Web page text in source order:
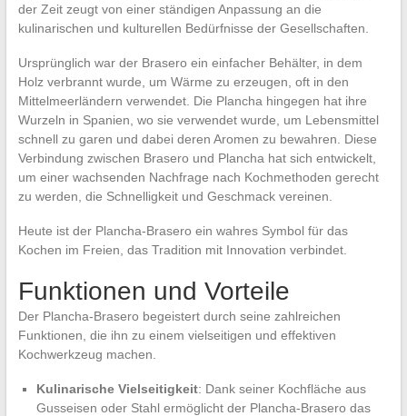
der Zeit zeugt von einer ständigen Anpassung an die
kulinarischen und kulturellen Bedürfnisse der Gesellschaften.
Ursprünglich war der Brasero ein einfacher Behälter, in dem
Holz verbrannt wurde, um Wärme zu erzeugen, oft in den
Mittelmeerländern verwendet. Die Plancha hingegen hat ihre
Wurzeln in Spanien, wo sie verwendet wurde, um Lebensmittel
schnell zu garen und dabei deren Aromen zu bewahren. Diese
Verbindung zwischen Brasero und Plancha hat sich entwickelt,
um einer wachsenden Nachfrage nach Kochmethoden gerecht
zu werden, die Schnelligkeit und Geschmack vereinen.
Heute ist der Plancha-Brasero ein wahres Symbol für das
Kochen im Freien, das Tradition mit Innovation verbindet.
Funktionen und Vorteile
Der Plancha-Brasero begeistert durch seine zahlreichen
Funktionen, die ihn zu einem vielseitigen und effektiven
Kochwerkzeug machen.
Kulinarische Vielseitigkeit: Dank seiner Kochfläche aus
Gusseisen oder Stahl ermöglicht der Plancha-Brasero das